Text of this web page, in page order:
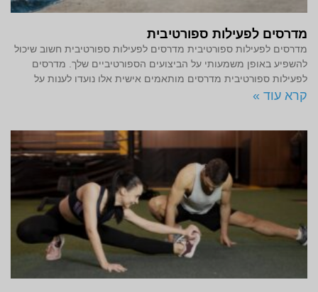
מדרסים לפעילות ספורטיבית
מדרסים לפעילות ספורטיבית מדרסים לפעילות ספורטיבית חשוב שיכול
להשפיע באופן משמעותי על הביצועים הספורטיביים שלך. מדרסים
לפעילות ספורטיבית מדרסים מותאמים אישית אלו נועדו לענות על
קרא עוד »